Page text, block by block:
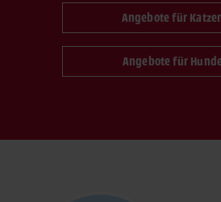
Angebote für
Angebote für